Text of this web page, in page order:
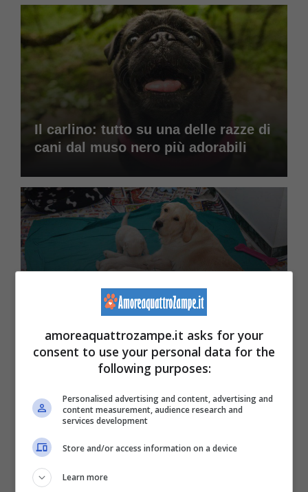
Il carlino: tutto su una delle razze di
cani dal muso nero più adorabili
La riproduzione nella cagna: le 4
fasi del ciclo estrale
amoreaquattrozampe.it asks for your
consent to use your personal data for the
following purposes:
Personalised advertising and content, advertising and
content measurement, audience research and
services development
Store and/or access information on a device
Learn more